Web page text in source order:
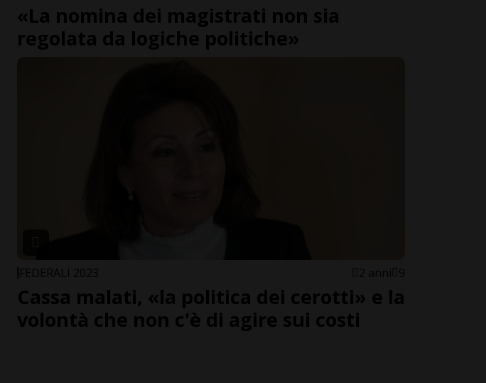
«La nomina dei magistrati non sia
regolata da logiche politiche»
FEDERALI 2023 2 anni 9
Cassa malati, «la politica dei cerotti» e la
volontà che non c'è di agire sui costi